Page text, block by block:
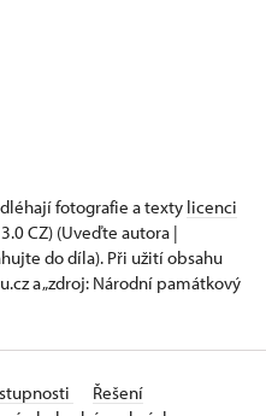
fotografie a texty licenci
CZ) (Uveďte autora |
do díla). Při užití obsahu
a „zdroj: Národní památkový
Řešení